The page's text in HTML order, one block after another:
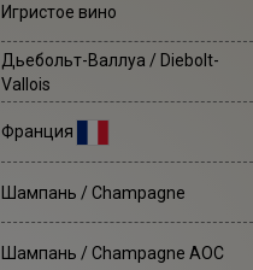
Игристое вино
Дьебольт-Валлуа / Diebolt-
Vallois
Франция
Шампань / Champagne
Шампань / Champagne AOC